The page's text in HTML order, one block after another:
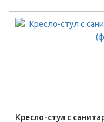
Кресло-стул с